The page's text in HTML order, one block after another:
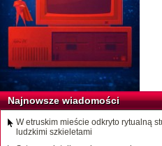
Najnowsze wiadomości
W etruskim mieście odkryto rytualną
ludzkimi szkieletami